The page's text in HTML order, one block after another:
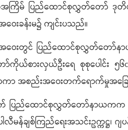
ြိမ် ပြည်ထောင်စုလွှတ်တော် ဒုတိ
ေးခန်းမ၌ ကျင်းပသည်။
ဝေးတွင် ပြည်ထောင်စုလွှတ်တော်
ကိုယ်စားလှယ်ဦးရေ စုစုပေါင်း ၅
ကာ အစည်းအဝေးတက်ရောက်မှုအ
ပြည်ထောင်စုလွှတ်တော်နာယကက ဂျ
ပါလီမန်ချစ်ကြည်ရေးအသင်းဥက္ကဋ္ဌ